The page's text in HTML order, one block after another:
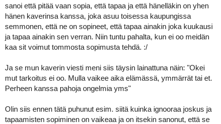
sanoi että pitää vaan sopia, että tapaa ja että hänelläkin on yhen
hänen kaverinsa kanssa, joka asuu toisessa kaupungissa
semmonen, että ne on sopineet, että tapaa ainakin joka kuukausi
ja tapaa ainakin sen verran. Niin tuntu pahalta, kun ei oo meidän
kaa sit voimut tommosta sopimusta tehdä. :/
Ja se mun kaverin viesti meni siis täysin lainattuna näin: "Okei
mut tarkoitus ei oo. Mulla vaikee aika elämässä, ymmärrät tai et.
Perheen kanssa pahoja ongelmia yms"
Olin siis ennen tätä puhunut esim. siitä kuinka ignooraa joskus ja
tapaamisten sopiminen on vaikeaa ja on itsekin sanonut, että se